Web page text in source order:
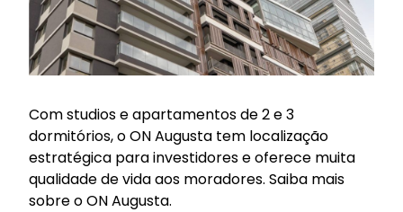
Com studios e apartamentos de 2 e 3
dormitórios, o ON Augusta tem localização
estratégica para investidores e oferece muita
qualidade de vida aos moradores. Saiba mais
sobre o ON Augusta.